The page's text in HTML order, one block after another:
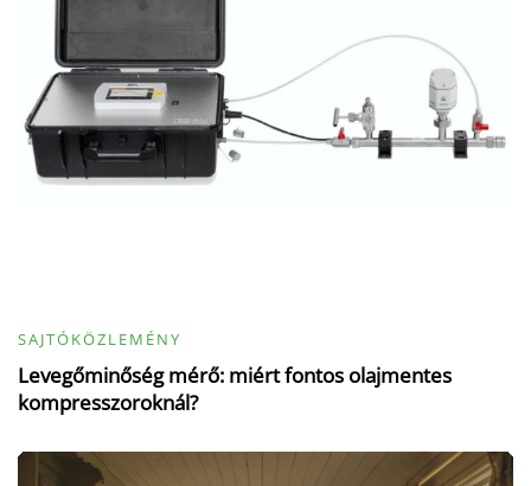
SAJTÓKÖZLEMÉNY
Levegőminőség mérő: miért fontos olajmentes
kompresszoroknál?